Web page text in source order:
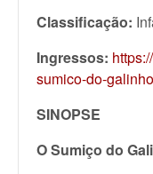
Classificação:
Ingressos:
sumico-do-
SINOPSE
O Sumiço do